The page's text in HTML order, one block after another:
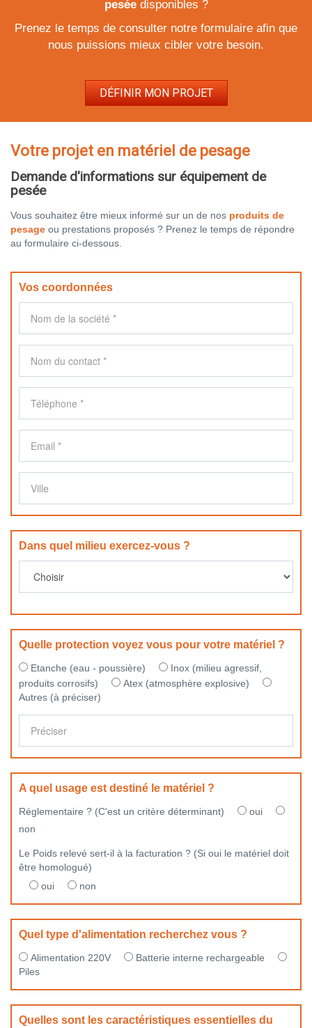
peséedisponibles ?
Prenez le temps de consulter notre formulaire afin que
nous puissions mieux cibler votre besoin.
DÉFINIR MON PROJET
Votre projet en matériel de pesage
Demande d'informations sur équipement de
pesée
Vous souhaitez être mieux informé sur un de nos produits de
pesage ou prestations proposés ? Prenez le temps de répondre
au formulaire ci-dessous.
Vos coordonnées
Dans quel milieu exercez-vous ?
Quelle protection voyez vous pour votre matériel ?
Etanche (eau - poussière)
Inox (milieu agressif,
produits corrosifs)
Atex (atmosphère explosive)
Autres (à préciser)
A quel usage est destiné le matériel ?
Réglementaire ? (C'est un critère déterminant)
oui
non
Le Poids relevé sert-il à la facturation ? (Si oui le matériel doit
être homologué)
oui
non
Quel type d'alimentation recherchez vous ?
Alimentation 220V
Batterie interne rechargeable
Piles
Quelles sont les caractéristiques essentielles du